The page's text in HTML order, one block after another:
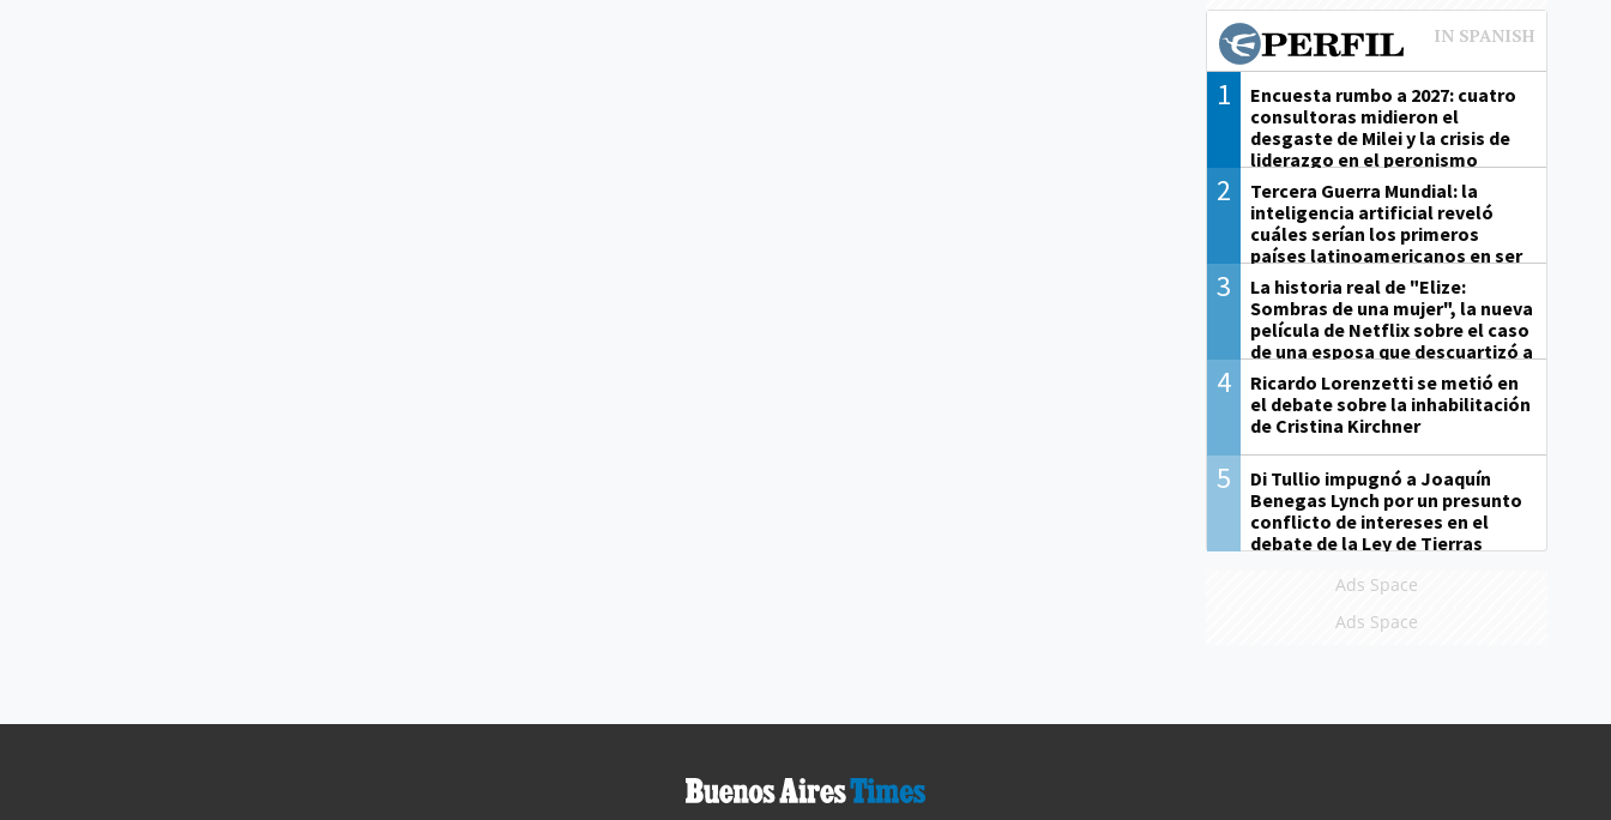
1
Encuesta rumbo a 2027: cuatro
consultoras midieron el
desgaste de Milei y la crisis de
liderazgo en el peronismo
2
Tercera Guerra Mundial: la
inteligencia artificial reveló
cuáles serían los primeros
países latinoamericanos en ser
derrotados
3
La historia real de "Elize:
Sombras de una mujer", la nueva
película de Netflix sobre el caso
de una esposa que descuartizó a
su marido
4
Ricardo Lorenzetti se metió en
el debate sobre la inhabilitación
de Cristina Kirchner
5
Di Tullio impugnó a Joaquín
Benegas Lynch por un presunto
conflicto de intereses en el
debate de la Ley de Tierras
Ads Space
Ads Space